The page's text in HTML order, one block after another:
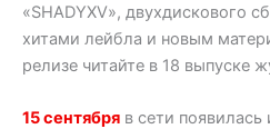
«SHADYXV», двухдискового
хитами лейбла и новым
релизе читайте в 18 выпуске
15 сентября в сети